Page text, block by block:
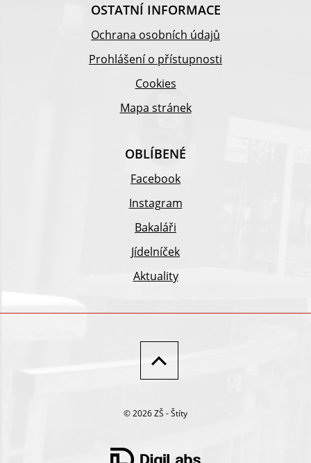
OSTATNÍ INFORMACE
Ochrana osobních údajů
Prohlášení o přístupnosti
Cookies
Mapa stránek
OBLÍBENÉ
Facebook
Instagram
Bakaláři
Jídelníček
Aktuality
© 2026 ZŠ - Štíty